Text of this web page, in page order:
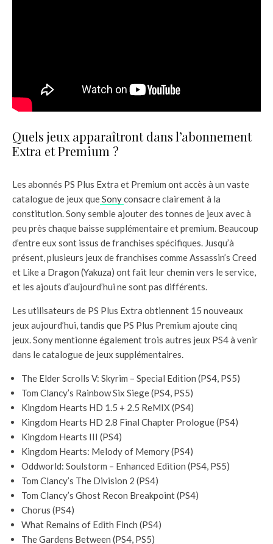
Quels jeux apparaîtront dans l’abonnement
Extra et Premium ?
Les abonnés PS Plus Extra et Premium ont accès à un vaste
catalogue de jeux queSonyconsacre clairement à la
constitution. Sony semble ajouter des tonnes de jeux avec à
peu près chaque baisse supplémentaire et premium. Beaucoup
d’entre eux sont issus de franchises spécifiques. Jusqu’à
présent, plusieurs jeux de franchises comme Assassin’s Creed
et Like a Dragon (Yakuza) ont fait leur chemin vers le service,
et les ajouts d’aujourd’hui ne sont pas différents.
Les utilisateurs de PS Plus Extra obtiennent 15 nouveaux
jeux aujourd’hui, tandis que PS Plus Premium ajoute cinq
jeux. Sony mentionne également trois autres jeux PS4 à venir
dans le catalogue de jeux supplémentaires.
The Elder Scrolls V: Skyrim – Special Edition (PS4, PS5)
Tom Clancy’s Rainbow Six Siege (PS4, PS5)
Kingdom Hearts HD 1.5 + 2.5 ReMIX (PS4)
Kingdom Hearts HD 2.8 Final Chapter Prologue (PS4)
Kingdom Hearts III (PS4)
Kingdom Hearts: Melody of Memory (PS4)
Oddworld: Soulstorm – Enhanced Edition (PS4, PS5)
Tom Clancy’s The Division 2 (PS4)
Tom Clancy’s Ghost Recon Breakpoint (PS4)
Chorus (PS4)
What Remains of Edith Finch (PS4)
The Gardens Between (PS4, PS5)